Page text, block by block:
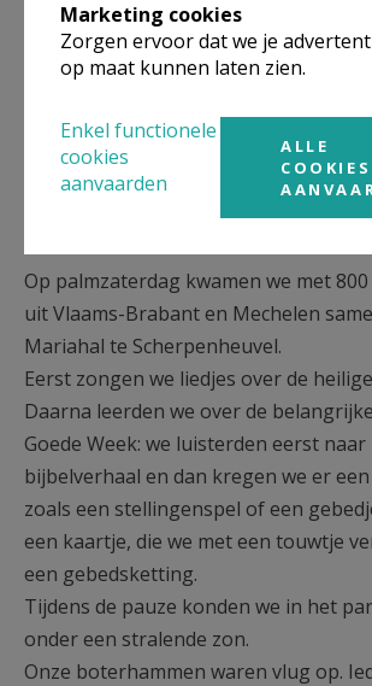
Onze groep vormelingen met rechts
TERUGBLIK OP DE
VORMELINGENDAG.
Op palmzaterdag kwamen we met
uit Vlaams-Brabant en Mechelen
Mariahal te Scherpenheuvel.
Eerst zongen we liedjes over de
Daarna leerden we over de
Goede Week: we luisterden eerst
bijbelverhaal en dan kregen we er
zoals een stellingenspel of een
een kaartje, die we met een touwtje
een gebedsketting.
Tijdens de pauze konden we in het
onder een stralende zon.
Onze boterhammen waren vlug op.
Marketing cookies
Zorgen ervoor dat we je
op maat kunnen laten zien.
Enkel functionele
cookies
aanvaarden
ALLE
COOKIES